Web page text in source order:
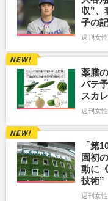
収”、
子の
週刊女
薬膳
バテ
スカ
週刊女
「第
園初
動に
技術”
週刊女